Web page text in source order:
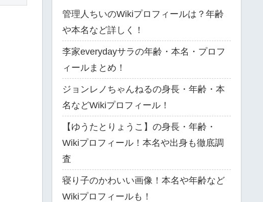
管理人ちいのWikiプロフィールは？年齢
や本名など詳しく！
李家everydayサラの年齢・本名・プロフ
ィールまとめ！
ジョンレノちゃんねるの身長・年齢・本
名などWikiプロフィール！
【ゆうたとりょうこ】の身長・年齢・
Wikiプロフィール！本名や出身も徹底調
査
寝り子のかわいい画像！本名や年齢など
Wikiプロフィールも！